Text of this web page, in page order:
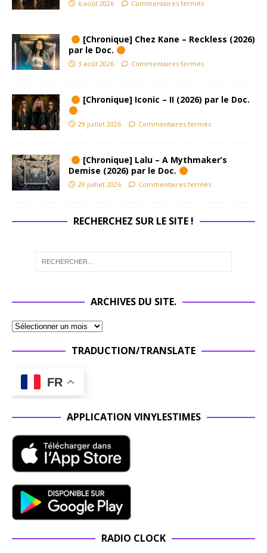
6 août 2026 Commentaires fermés
[Chronique] Chez Kane – Reckless (2026)
par le Doc.
3 août 2026 Commentaires fermés
[Chronique] Iconic – II (2026) par le Doc.
29 juillet 2026 Commentaires fermés
[Chronique] Lalu – A Mythmaker’s
Demise (2026) par le Doc.
29 juillet 2026 Commentaires fermés
RECHERCHEZ SUR LE SITE !
ARCHIVES DU SITE.
TRADUCTION/TRANSLATE
FR
APPLICATION VINYLESTIMES
RADIO CLOCK